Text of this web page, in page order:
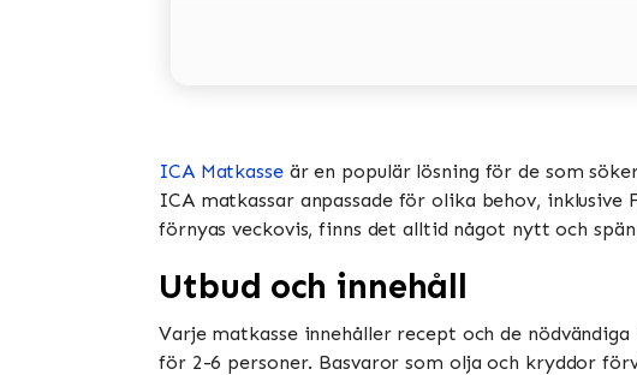
ICA Matkasseär en populär lösning för de som
ICA matkassar anpassade för olika behov,
förnyas veckovis, finns det alltid något nytt och
Utbud och innehåll
Varje matkasse innehåller recept och de
för 2-6 personer. Basvaror som olja och kryddor